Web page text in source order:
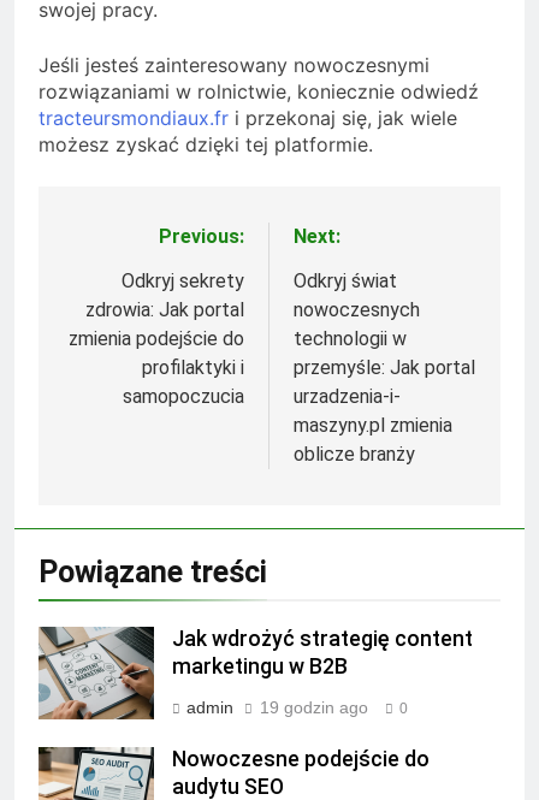
swojej pracy.
Jeśli jesteś zainteresowany nowoczesnymi
rozwiązaniami w rolnictwie, koniecznie odwiedź
tracteursmondiaux.fr i przekonaj się, jak wiele
możesz zyskać dzięki tej platformie.
Nawigacja
wpisu
Previous:
Odkryj sekrety
zdrowia: Jak portal
zmienia podejście do
profilaktyki i
samopoczucia
Next:
Odkryj świat
nowoczesnych
technologii w
przemyśle: Jak portal
urzadzenia-i-
maszyny.pl zmienia
oblicze branży
Powiązane treści
Jak wdrożyć strategię content
marketingu w B2B
admin 19 godzin ago 0
Nowoczesne podejście do
audytu SEO